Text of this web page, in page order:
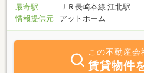
最寄駅
ＪＲ長崎本線 江北駅
情報提供元
アットホーム
この不動産会
賃貸物件